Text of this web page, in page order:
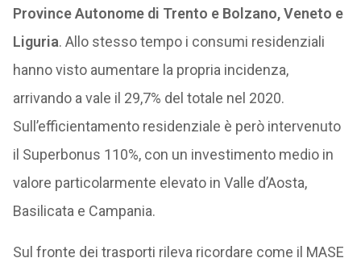
Province Autonome di Trento e Bolzano, Veneto e
Liguria. Allo stesso tempo i consumi residenziali
hanno visto aumentare la propria incidenza,
arrivando a vale il 29,7% del totale nel 2020.
Sull’efficientamento residenziale è però intervenuto
il Superbonus 110%, con un investimento medio in
valore particolarmente elevato in Valle d’Aosta,
Basilicata e Campania.
Sul fronte dei trasporti rileva ricordare come il MASE